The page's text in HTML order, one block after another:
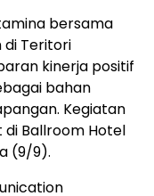
bersama
di Teritori
kinerja positif
bahan
Kegiatan
Ballroom Hotel
(9/9).